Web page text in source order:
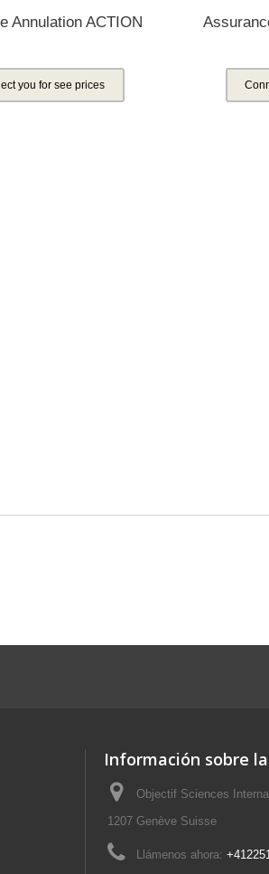
Annulation ACTION
you for see prices
Información sobre
Objectif Sciences
1207 Genève Suisse
Llámenos ahora: